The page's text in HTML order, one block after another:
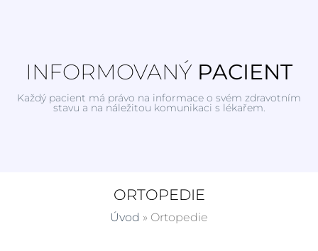
INFORMOVANÝ PACIENT
Každý pacient má právo na informace o svém zdravotním
stavu a na náležitou komunikaci s lékařem.
ORTOPEDIE
Úvod » Ortopedie